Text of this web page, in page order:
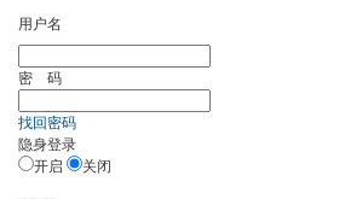
用户名
密 码
找回密码
隐身登录
开启
关闭